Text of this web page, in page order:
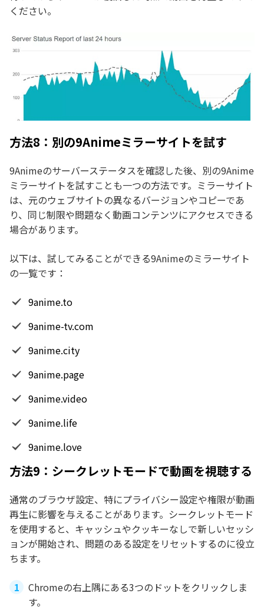
ください。
方法8：別の9Animeミラーサイトを試す
9Animeのサーバーステータスを確認した後、別の9Anime
ミラーサイトを試すことも一つの方法です。ミラーサイト
は、元のウェブサイトの異なるバージョンやコピーであ
り、同じ制限や問題なく動画コンテンツにアクセスできる
場合があります。
以下は、試してみることができる9Animeのミラーサイト
の一覧です：
9anime.to
9anime-tv.com
9anime.city
9anime.page
9anime.video
9anime.life
9anime.love
方法9：シークレットモードで動画を視聴する
通常のブラウザ設定、特にプライバシー設定や権限が動画
再生に影響を与えることがあります。シークレットモード
を使用すると、キャッシュやクッキーなしで新しいセッシ
ョンが開始され、問題のある設定をリセットするのに役立
ちます。
Chromeの右上隅にある3つのドットをクリックしま
す。